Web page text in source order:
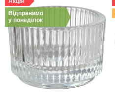
Відправимо
у понеділок